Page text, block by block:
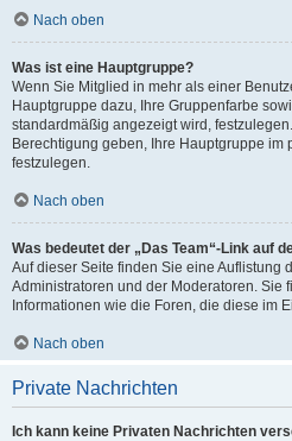
Nach oben
Was ist eine Hauptgruppe?
Wenn Sie Mitglied in mehr als einer
Hauptgruppe dazu, Ihre Gruppenfarbe
standardmäßig angezeigt wird,
Berechtigung geben, Ihre Hauptgruppe im
festzulegen.
Nach oben
Was bedeutet der „Das Team“-Link auf
Auf dieser Seite finden Sie eine Auflistung
Administratoren und der Moderatoren. Sie
Informationen wie die Foren, die diese im
Nach oben
Private Nachrichten
Ich kann keine Privaten Nachrichten